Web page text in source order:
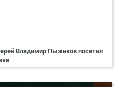
Владимир Пыжиков посетил